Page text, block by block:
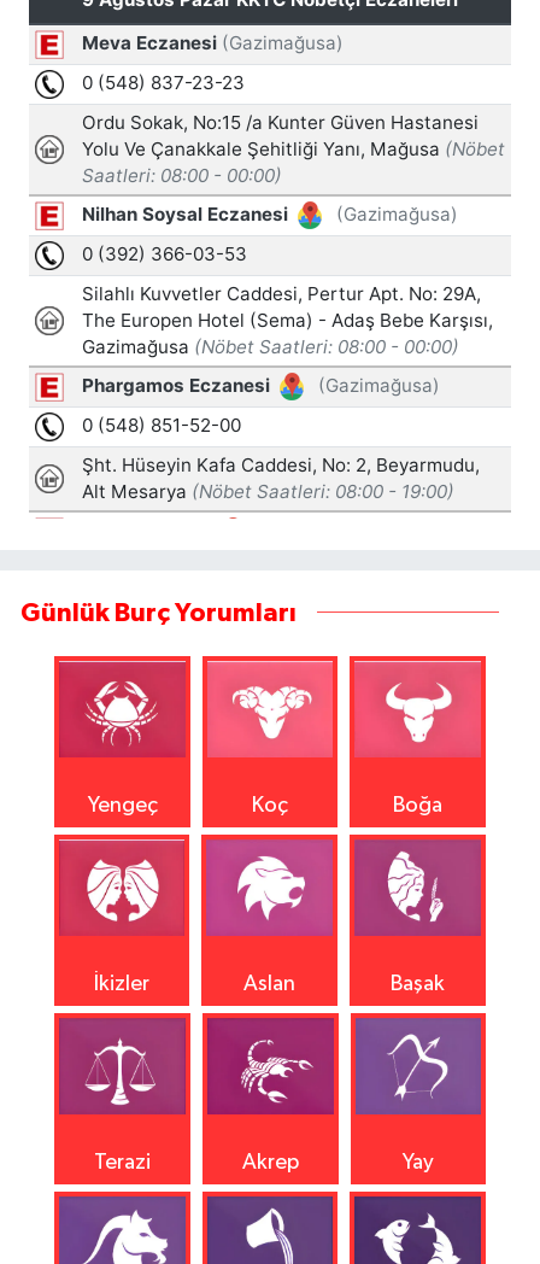
Günlük Burç Yorumları
Yengeç Koç Boğa
İkizler Aslan Başak
Terazi Akrep Yay